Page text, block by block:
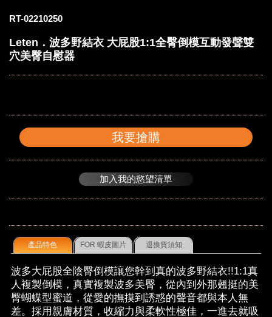
RT-02210250
Leten．波多野結衣 大屁股1:1全臀倒模互動發聲雙
穴美臀自慰器
我要搶購
加入我的慾望清單
產品特色 FOR 蝦皮圖片 退換貨須知
波多大屁股全陰臀倒模讓您幹到真的波多野結衣!!1:1真
人複製倒模，真實複製波多美臀，從內到外那翹挺的美
臀蝴蝶型蜜道，從愛的撫摸到誘惑的聲音都與本人無
差。採用親膚材質，收縮力與柔軟性極佳，一進去就吸